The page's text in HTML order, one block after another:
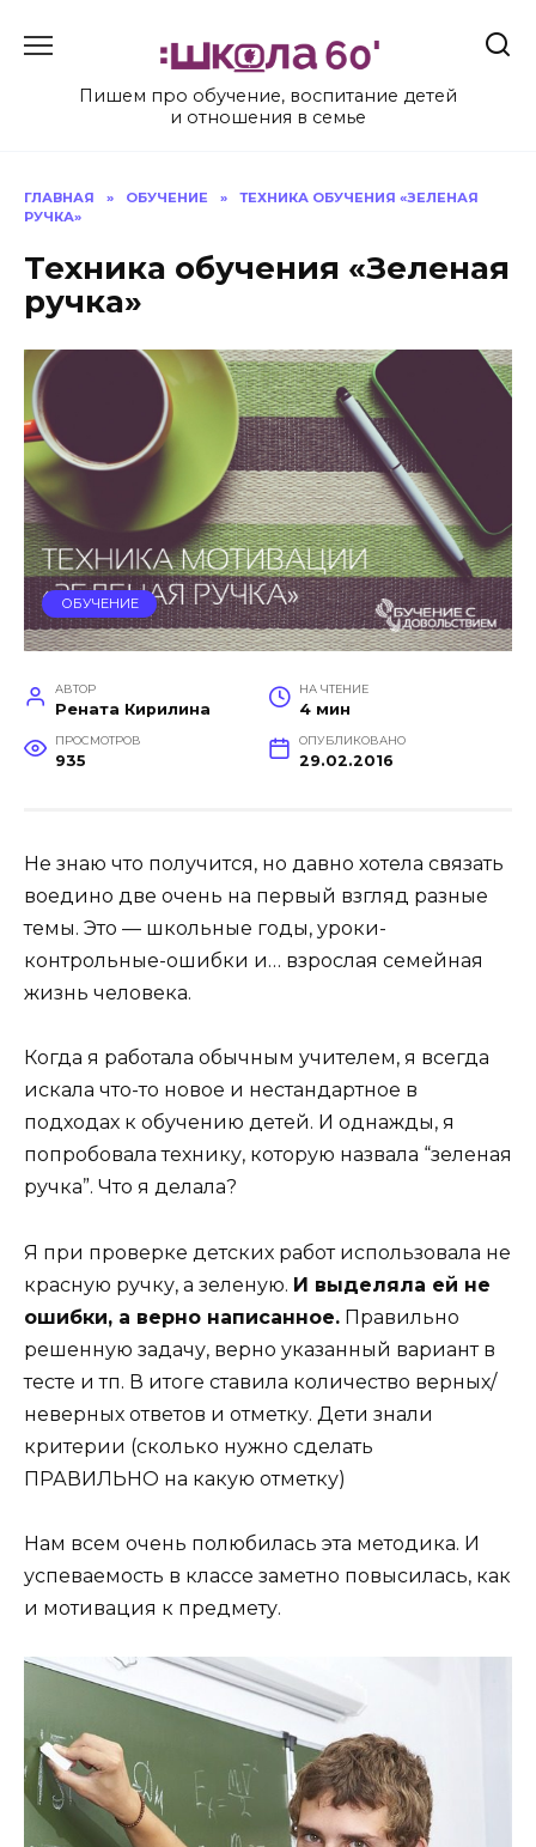
Пишем про обучение, воспитание детей
и отношения в семье
ГЛАВНАЯ » ОБУЧЕНИЕ »
ТЕХНИКА ОБУЧЕНИЯ «ЗЕЛЕНАЯ
РУЧКА»
Техника обучения «Зеленая
ручка»
ОБУЧЕНИЕ
АВТОР
Рената Кирилина
НА ЧТЕНИЕ
4 мин
ПРОСМОТРОВ
935
ОПУБЛИКОВАНО
29.02.2016
Не знаю что получится, но давно хотела связать
воедино две очень на первый взгляд разные
темы. Это — школьные годы, уроки-
контрольные-ошибки и… взрослая семейная
жизнь человека.
Когда я работала обычным учителем, я всегда
искала что-то новое и нестандартное в
подходах к обучению детей. И однажды, я
попробовала технику, которую назвала “зеленая
ручка”. Что я делала?
Я при проверке детских работ использовала не
красную ручку, а зеленую. И выделяла ей не
ошибки, а верно написанное. Правильно
решенную задачу, верно указанный вариант в
тесте и тп. В итоге ставила количество верных/
неверных ответов и отметку. Дети знали
критерии (сколько нужно сделать
ПРАВИЛЬНО на какую отметку)
Нам всем очень полюбилась эта методика. И
успеваемость в классе заметно повысилась, как
и мотивация к предмету.